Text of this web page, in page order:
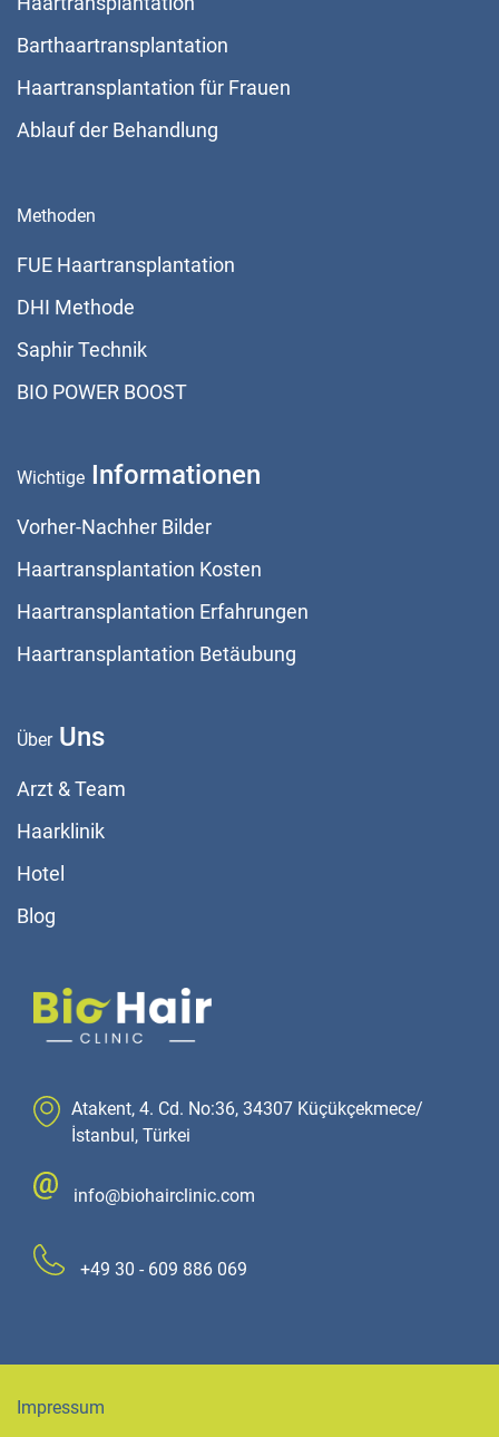
Barthaartransplantation
Haartransplantation für Frauen
Ablauf der Behandlung
Methoden
FUE Haartransplantation
DHI Methode
Saphir Technik
BIO POWER BOOST
Wichtige Informationen
Vorher-Nachher Bilder
Haartransplantation Kosten
Haartransplantation Erfahrungen
Haartransplantation Betäubung
ÜberUns
Arzt & Team
Haarklinik
Hotel
Blog
Atakent, 4. Cd. No:36, 34307 Küçükçekmece/
İstanbul, Türkei
info@biohairclinic.com
+49 30 - 609 886 069
Impressum